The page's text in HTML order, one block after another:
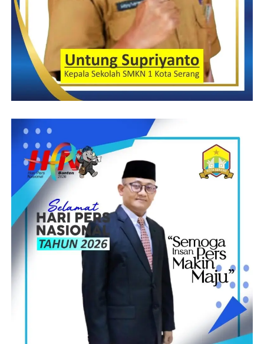
“Kemarin itu saya sedang dalam kondisi lelah, dan sedang
banyak tekanan. Sehingga saya salah menanggapi perkataan
orang yang sudah saya anggap kakak selama ini,” jelasnya.
Untuk itu dirinya, juga menyampaikan permintaan maaf kepada
Ivan atas kesalahpahaman yang terjadi. Dirinya juga,
mengucapkan terimakasih kepada semua rekan-rekan se-profesi
Frentoni.
Post Views: 11